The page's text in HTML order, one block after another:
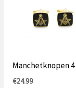
Manchetknopen 4
€24.99